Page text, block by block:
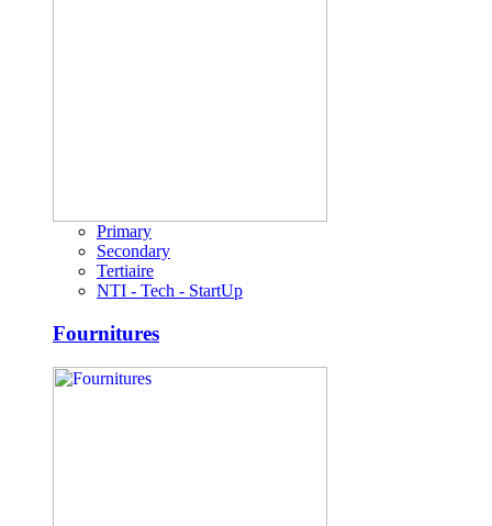
Primary
Secondary
Tertiaire
NTI - Tech - StartUp
Fournitures